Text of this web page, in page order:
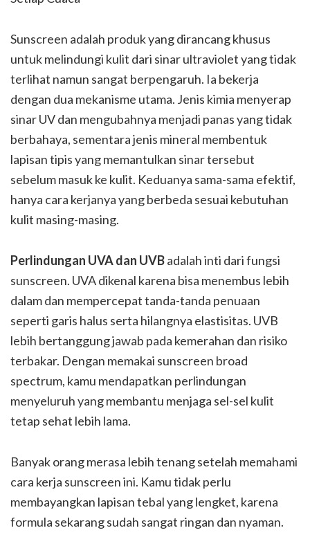
Sunscreen adalah produk yang dirancang khusus
untuk melindungi kulit dari sinar ultraviolet yang tidak
terlihat namun sangat berpengaruh. Ia bekerja
dengan dua mekanisme utama. Jenis kimia menyerap
sinar UV dan mengubahnya menjadi panas yang tidak
berbahaya, sementara jenis mineral membentuk
lapisan tipis yang memantulkan sinar tersebut
sebelum masuk ke kulit. Keduanya sama-sama efektif,
hanya cara kerjanya yang berbeda sesuai kebutuhan
kulit masing-masing.
Perlindungan UVA dan UVBadalah inti dari fungsi
sunscreen. UVA dikenal karena bisa menembus lebih
dalam dan mempercepat tanda-tanda penuaan
seperti garis halus serta hilangnya elastisitas. UVB
lebih bertanggung jawab pada kemerahan dan risiko
terbakar. Dengan memakai sunscreen broad
spectrum, kamu mendapatkan perlindungan
menyeluruh yang membantu menjaga sel-sel kulit
tetap sehat lebih lama.
Banyak orang merasa lebih tenang setelah memahami
cara kerja sunscreen ini. Kamu tidak perlu
membayangkan lapisan tebal yang lengket, karena
formula sekarang sudah sangat ringan dan nyaman.